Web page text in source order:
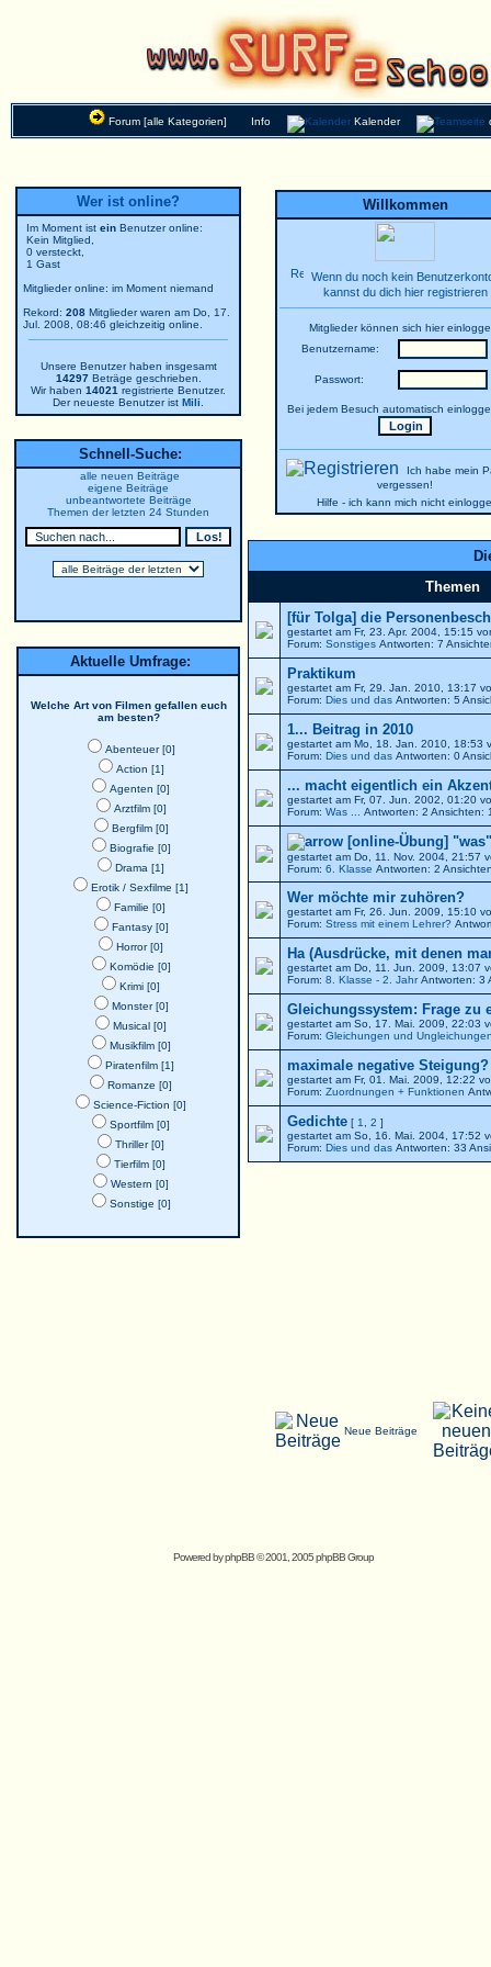
Forum [alle Kategorien] Info Kalender
Wer ist online?
Im Moment ist ein Benutzer online:
Kein Mitglied,
0 versteckt,
1 Gast
Mitglieder online: im Moment niemand
Rekord: 208 Mitglieder waren am Do, 17.
Jul. 2008, 08:46 gleichzeitig online.
Unsere Benutzer haben insgesamt
14297Beträge geschrieben.
Wir haben 14021 registrierte Benutzer.
Der neueste Benutzer ist Mili
Schnell-Suche:
alle neuen Beiträge
eigene Beiträge
unbeantwortete Beiträge
Themen der letzten 24 Stunden
Aktuelle Umfrage:
Welche Art von Filmen gefallen euch
am besten?
Abenteuer [0]
Action [1]
Agenten [0]
Arztfilm [0]
Bergfilm [0]
Biografie [0]
Drama [1]
Erotik / Sexfilme [1]
Familie [0]
Fantasy [0]
Horror [0]
Komödie [0]
Krimi [0]
Monster [0]
Musical [0]
Musikfilm [0]
Piratenfilm [1]
Romanze [0]
Science-Fiction [0]
Sportfilm [0]
Thriller [0]
Tierfilm [0]
Western [0]
Sonstige [0]
Willkommen
Wenn du noch kein
kannst du dich hier registrieren
Mitglieder können sich hier
Benutzername:
Passwort:
Bei jedem Besuch automatisch
Ich habe mein
vergessen!
Hilfe - ich kann mich nicht
Themen
[für Tolga] die
gestartet am Fr, 23. Apr. 2004, 15:15
Forum: Sonstiges Antworten: 7
Praktikum
gestartet am Fr, 29. Jan. 2010, 13:17
Forum: Dies und das Antworten: 5
1... Beitrag in 2010
gestartet am Mo, 18. Jan. 2010, 18:53
Forum: Dies und das Antworten: 0
... macht eigentlich ein
gestartet am Fr, 07. Jun. 2002, 01:20
Forum: Was ... Antworten: 2 Ansichten:
[online-Übung]
gestartet am Do, 11. Nov. 2004, 21:57
Forum: 6. Klasse Antworten: 2
Wer möchte mir zuhören?
gestartet am Fr, 26. Jun. 2009, 15:10
Forum: Stress mit einem Lehrer?
Ha (Ausdrücke, mit denen
gestartet am Do, 11. Jun. 2009, 13:07
Forum: 8. Klasse - 2. JahrAntworten: 3
Gleichungssystem: Frage zu
gestartet am So, 17. Mai. 2009, 22:03
Forum: Gleichungen und
maximale negative
gestartet am Fr, 01. Mai. 2009, 12:22
Forum: Zuordnungen + Funktionen
Gedichte [ 1 2 ]
gestartet am So, 16. Mai. 2004, 17:52
Forum: Dies und das Antworten: 33
Neue Beiträge
Powered byphpBB© 2001, 2005 phpBB Group